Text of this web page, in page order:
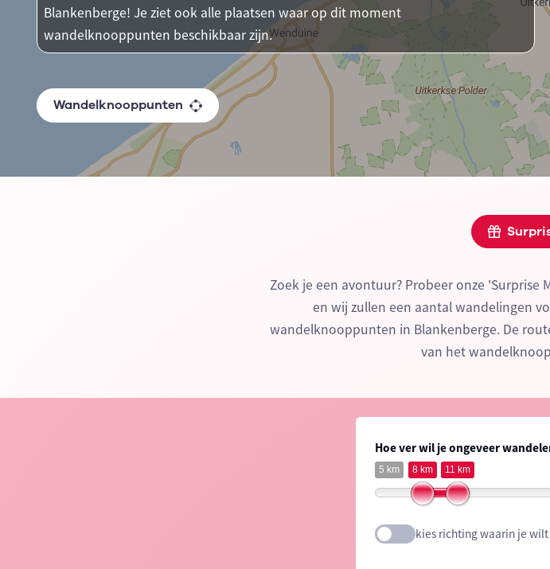
Blankenberge! Je ziet ook alle plaatsen waar op dit moment
wandelknooppunten beschikbaar zijn.
Wandelknooppunten
Zoek je een avontuur? Probeer onze
en wij zullen een aantal wandelingen
wandelknooppunten in Blankenberge. De
van het
Hoe ver wil je ongeveer
5 km 8 km 11 km
kies richting waarin je